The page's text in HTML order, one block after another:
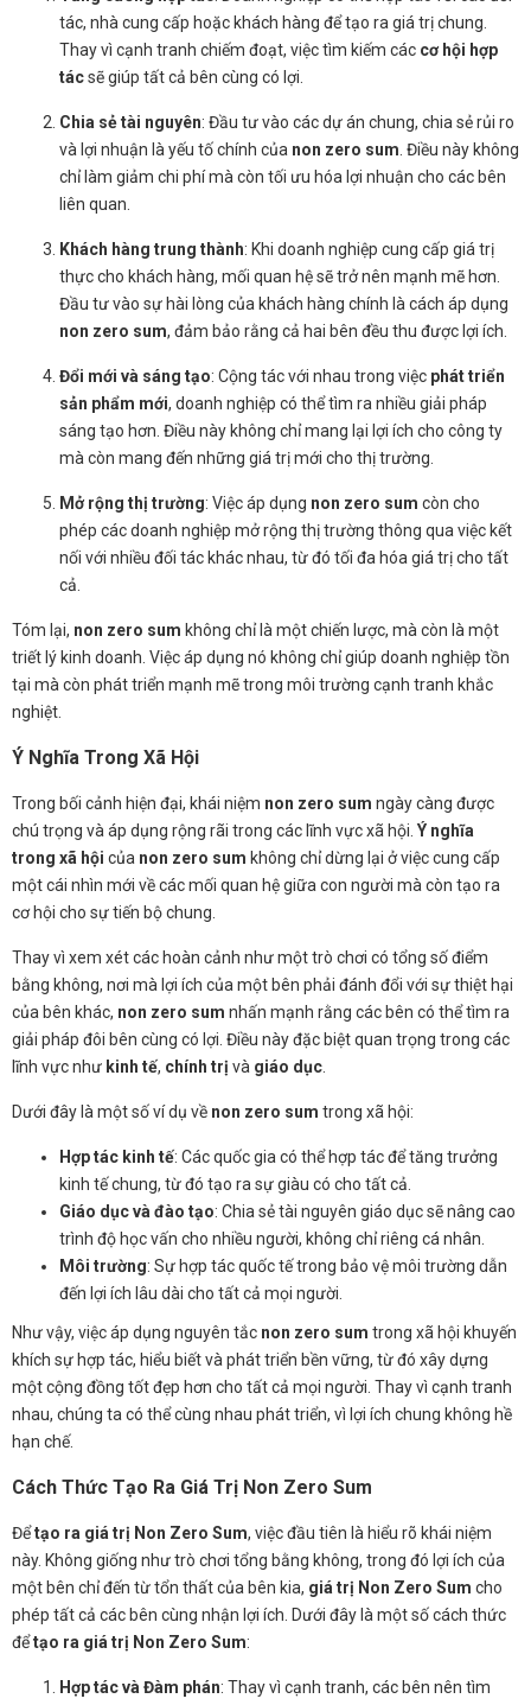
tác, nhà cung cấp hoặc khách hàng để tạo ra giá trị chung.
Thay vì cạnh tranh chiếm đoạt, việc tìm kiếm các cơ hội hợp
tácsẽ giúp tất cả bên cùng có lợi.
Chia sẻ tài nguyên: Đầu tư vào các dự án chung, chia sẻ rủi ro
và lợi nhuận là yếu tố chính của non zero sum . Điều này không
chỉ làm giảm chi phí mà còn tối ưu hóa lợi nhuận cho các bên
liên quan.
Khách hàng trung thành: Khi doanh nghiệp cung cấp giá trị
thực cho khách hàng, mối quan hệ sẽ trở nên mạnh mẽ hơn.
Đầu tư vào sự hài lòng của khách hàng chính là cách áp dụng
non zero sum, đảm bảo rằng cả hai bên đều thu được lợi ích.
Đổi mới và sáng tạo: Cộng tác với nhau trong việc phát triển
sản phẩm mới, doanh nghiệp có thể tìm ra nhiều giải pháp
sáng tạo hơn. Điều này không chỉ mang lại lợi ích cho công ty
mà còn mang đến những giá trị mới cho thị trường.
Mở rộng thị trường: Việc áp dụng non zero sum còn cho
phép các doanh nghiệp mở rộng thị trường thông qua việc kết
nối với nhiều đối tác khác nhau, từ đó tối đa hóa giá trị cho tất
cả.
Tóm lại, non zero sum không chỉ là một chiến lược, mà còn là một
triết lý kinh doanh. Việc áp dụng nó không chỉ giúp doanh nghiệp tồn
tại mà còn phát triển mạnh mẽ trong môi trường cạnh tranh khắc
nghiệt.
Ý Nghĩa Trong Xã Hội
Trong bối cảnh hiện đại, khái niệm non zero sum ngày càng được
chú trọng và áp dụng rộng rãi trong các lĩnh vực xã hội. Ý nghĩa
trong xã hội của non zero sum không chỉ dừng lại ở việc cung cấp
một cái nhìn mới về các mối quan hệ giữa con người mà còn tạo ra
cơ hội cho sự tiến bộ chung.
Thay vì xem xét các hoàn cảnh như một trò chơi có tổng số điểm
bằng không, nơi mà lợi ích của một bên phải đánh đổi với sự thiệt hại
của bên khác, non zero sum nhấn mạnh rằng các bên có thể tìm ra
giải pháp đôi bên cùng có lợi. Điều này đặc biệt quan trọng trong các
lĩnh vực như kinh tế, chính trị và giáo dục
Dưới đây là một số ví dụ về non zero sum trong xã hội:
Hợp tác kinh tế: Các quốc gia có thể hợp tác để tăng trưởng
kinh tế chung, từ đó tạo ra sự giàu có cho tất cả.
Giáo dục và đào tạo: Chia sẻ tài nguyên giáo dục sẽ nâng cao
trình độ học vấn cho nhiều người, không chỉ riêng cá nhân.
Môi trường: Sự hợp tác quốc tế trong bảo vệ môi trường dẫn
đến lợi ích lâu dài cho tất cả mọi người.
Như vậy, việc áp dụng nguyên tắc non zero sum trong xã hội khuyến
khích sự hợp tác, hiểu biết và phát triển bền vững, từ đó xây dựng
một cộng đồng tốt đẹp hơn cho tất cả mọi người. Thay vì cạnh tranh
nhau, chúng ta có thể cùng nhau phát triển, vì lợi ích chung không hề
hạn chế.
Cách Thức Tạo Ra Giá Trị Non Zero Sum
Đểtạo ra giá trị Non Zero Sum, việc đầu tiên là hiểu rõ khái niệm
này. Không giống như trò chơi tổng bằng không, trong đó lợi ích của
một bên chỉ đến từ tổn thất của bên kia, giá trị Non Zero Sum cho
phép tất cả các bên cùng nhận lợi ích. Dưới đây là một số cách thức
đểtạo ra giá trị Non Zero Sum:
Hợp tác và Đàm phán: Thay vì cạnh tranh, các bên nên tìm